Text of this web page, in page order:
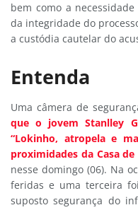
bem como a
da integridade do
a custódia cautelar do
Entenda
Uma câmera de
que o jovem Stanlley
“Lokinho, atropela e
proximidades da Casa
nesse domingo (06). Na
feridas e uma terceira
suposto segurança do